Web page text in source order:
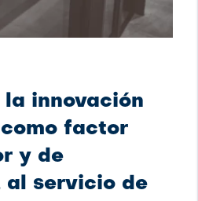
innovación
factor
y de
al servicio de